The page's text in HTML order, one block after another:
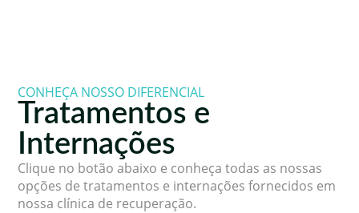
CONHEÇA NOSSO DIFERENCIAL
Tratamentos e
Internações
Clique no botão abaixo e conheça todas as nossas
opções de tratamentos e internações fornecidos em
nossa clínica de recuperação.